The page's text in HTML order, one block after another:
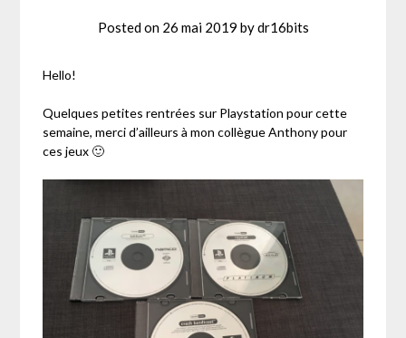
Posted on 26 mai 2019 bydr16bits
Hello!
Quelques petites rentrées sur Playstation pour cette
semaine, merci d’ailleurs à mon collègue Anthony pour
ces jeux 🙂